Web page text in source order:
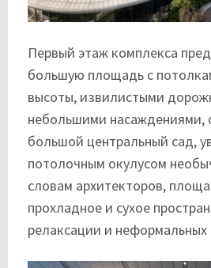
Первый этаж комплекса
большую площадь с
высоты, извилистыми
небольшими
большой центральный сад,
потолочным окулусом
словам архитекторов,
прохладное и сухое
релаксации и неформальных